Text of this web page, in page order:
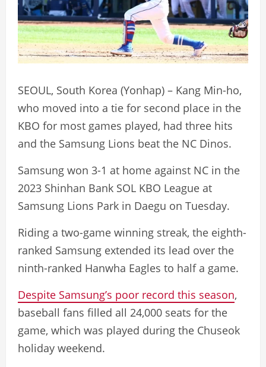
SEOUL, South Korea (Yonhap) – Kang Min-ho,
who moved into a tie for second place in the
KBO for most games played, had three hits
and the Samsung Lions beat the NC Dinos.
Samsung won 3-1 at home against NC in the
2023 Shinhan Bank SOL KBO League at
Samsung Lions Park in Daegu on Tuesday.
Riding a two-game winning streak, the eighth-
ranked Samsung extended its lead over the
ninth-ranked Hanwha Eagles to half a game.
Despite Samsung’s poor record this season,
baseball fans filled all 24,000 seats for the
game, which was played during the Chuseok
holiday weekend.